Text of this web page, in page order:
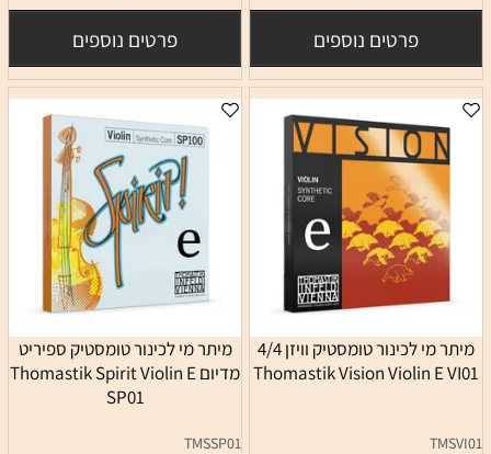
פרטים נוספים פרטים נוספים
מיתר מי לכינור טומסטיק וויזן 4/4
Thomastik Vision Violin E VI01
TMSVI01
מיתר מי לכינור טומסטיק ספיריט
מדיום Thomastik Spirit Violin E
SP01
TMSSP01